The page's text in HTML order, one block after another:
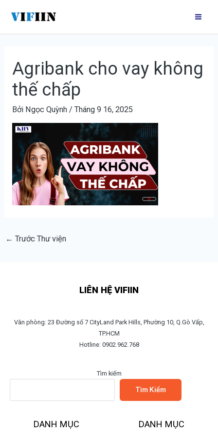
nội
Agribank cho vay không
thế chấp
Bởi Ngọc Quỳnh /Tháng 9 16, 2025
hướng
bài
← Trước Thư viện
LIÊN HỆ VIFIIN
Văn phòng: 23 Đường số 7 CityLand Park Hills, Phường 10, Q.Gò Vấp,
TP.HCM
Hotline: 0902.962.768
Tìm kiếm
Tìm Kiếm
DANH MỤC DANH MỤC